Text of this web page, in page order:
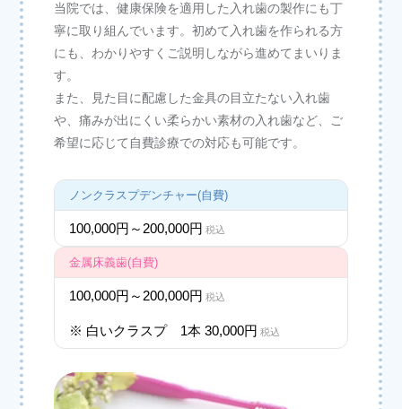
当院では、健康保険を適用した入れ歯の製作にも丁
寧に取り組んでいます。初めて入れ歯を作られる方
にも、わかりやすくご説明しながら進めてまいりま
す。
また、見た目に配慮した金具の目立たない入れ歯
や、痛みが出にくい柔らかい素材の入れ歯など、ご
希望に応じて自費診療での対応も可能です。
ノンクラスプデンチャー(自費)
100,000円～200,000円 税込
金属床義歯(自費)
100,000円～200,000円 税込
※ 白いクラスプ 1本 30,000円 税込